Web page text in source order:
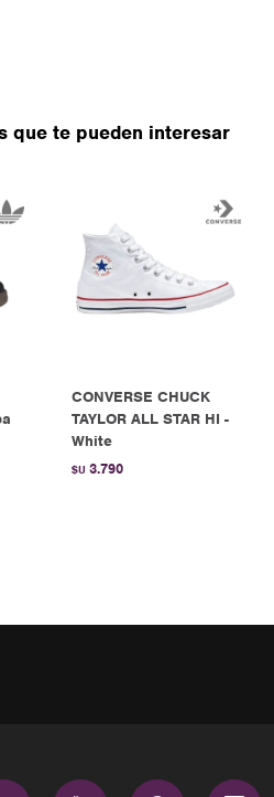
que te pueden interesar
CONVERSE CHUCK
TAYLOR ALL STAR HI -
White
$U 3.790